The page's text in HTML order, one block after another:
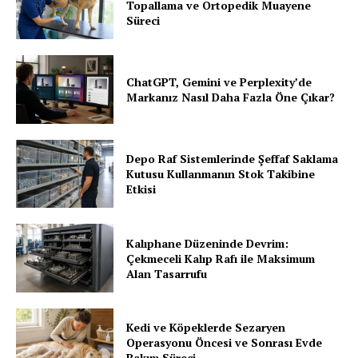
Topallama ve Ortopedik Muayene
Süreci
ChatGPT, Gemini ve Perplexity’de
Markanız Nasıl Daha Fazla Öne Çıkar?
Depo Raf Sistemlerinde Şeffaf Saklama
Kutusu Kullanmanın Stok Takibine
Etkisi
Kalıphane Düzeninde Devrim:
Çekmeceli Kalıp Rafı ile Maksimum
Alan Tasarrufu
Kedi ve Köpeklerde Sezaryen
Operasyonu Öncesi ve Sonrası Evde